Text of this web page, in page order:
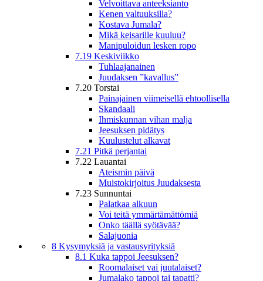
Velvoittava anteeksianto
Kenen valtuuksilla?
Kostava Jumala?
Mikä keisarille kuuluu?
Manipuloidun lesken ropo
7.19 Keskiviikko
Tuhlaajanainen
Juudaksen ”kavallus”
7.20 Torstai
Painajainen viimeisellä ehtoollisella
Skandaali
Ihmiskunnan vihan malja
Jeesuksen pidätys
Kuulustelut alkavat
7.21 Pitkä perjantai
7.22 Lauantai
Ateismin päivä
Muistokirjoitus Juudaksesta
7.23 Sunnuntai
Palatkaa alkuun
Voi teitä ymmärtämättömiä
Onko täällä syötävää?
Salajuonia
8 Kysymyksiä ja vastausyrityksiä
8.1 Kuka tappoi Jeesuksen?
Roomalaiset vai juutalaiset?
Jumalako tappoi tai tapatti?